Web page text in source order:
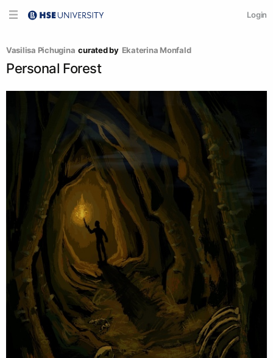
Login
Vasilisa Pichugina curated by Ekaterina Monfald
Personal Forest